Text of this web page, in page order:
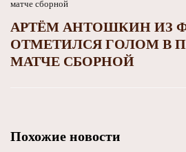
АРТЁМ АНТОШКИН ИЗ
ОТМЕТИЛСЯ ГОЛОМ В
МАТЧЕ СБОРНОЙ
Похожие новости